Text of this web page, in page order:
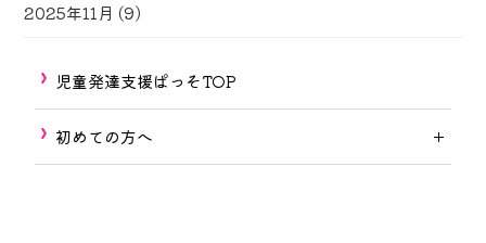
2025年11月 (9)
児童発達支援ぱっそTOP
初めての方へ